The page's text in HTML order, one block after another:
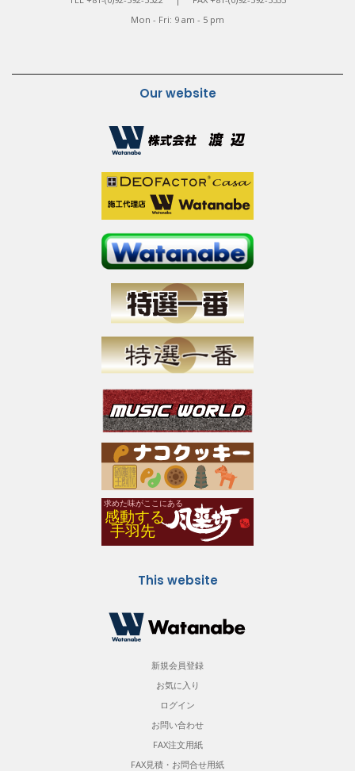
Mon - Fri: 9 am - 5 pm
Our website
This website
新規会員登録
お気に入り
ログイン
お問い合わせ
FAX注文用紙
FAX見積・お問合せ用紙